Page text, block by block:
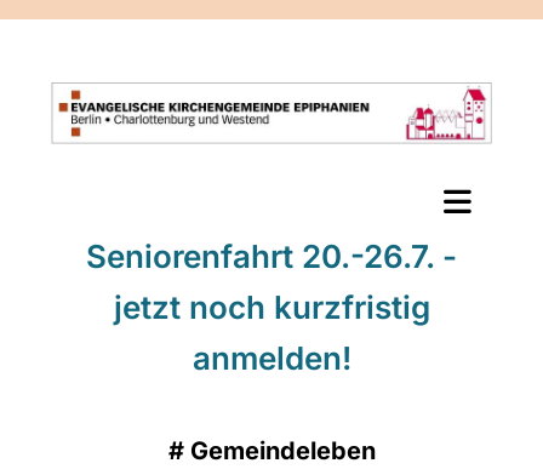
Seniorenfahrt 20.-26.7. -
jetzt noch kurzfristig
anmelden!
# Gemeindeleben